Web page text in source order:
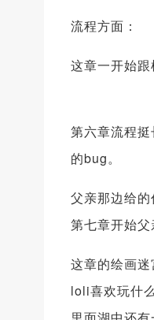
流程方面：
这章一开始
第六章流程
的bug。
父亲那边给
第七章开始父
这章的绘画
loli喜欢玩什